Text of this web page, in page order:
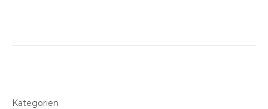
Kategorien